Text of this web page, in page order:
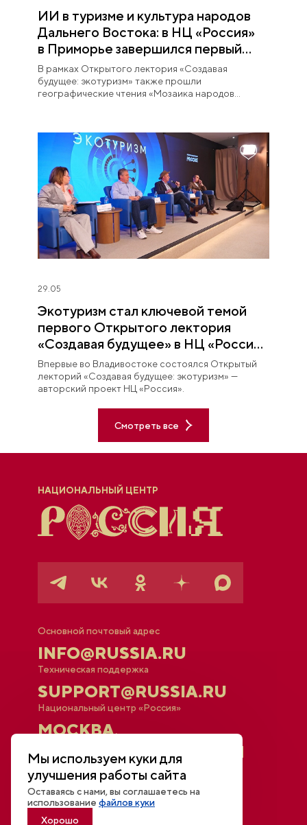
ИИ в туризме и культура народов
Дальнего Востока: в НЦ «Россия»
в Приморье завершился первый
Открытый лекторий
В рамках Открытого лектория «Создавая
будущее: экотуризм» также прошли
географические чтения «Мозаика народов
29.05
Экотуризм стал ключевой темой
первого Открытого лектория
«Создавая будущее» в НЦ «Россия»
в Приморье
Впервые во Владивостоке состоялся Открытый
лекторий «Создавая будущее: экотуризм» —
авторский проект НЦ «Россия».
Смотреть все
НАЦИОНАЛЬНЫЙ ЦЕНТР
Основной почтовый адрес
INFO@RUSSIA.RU
Техническая поддержка
SUPPORT@RUSSIA.RU
Национальный центр «Россия»
МОСКВА,
КРАСНОПРЕСНЕНСКАЯ
НАБ., 14
Мы используем куки для
улучшения работы сайта
Оставаясь с нами, вы соглашаетесь на
использованиефайлов куки
Хорошо